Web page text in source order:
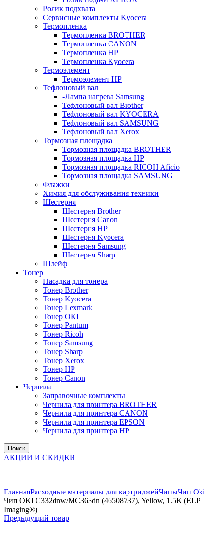
Ролик подхвата
Сервисные комплекты Kyocera
Термопленка
Термопленка BROTHER
Термопленка CANON
Термопленка HP
Термопленка Kyocera
Термоэлемент
Термоэлемент НР
Тефлоновый вал
-Лампа нагрева Samsung
Тефлоновый вал Brother
Тефлоновый вал KYOCERA
Тефлоновый вал SAMSUNG
Тефлоновый вал Xerox
Тормозная площадка
Тормозная площадка BROTHER
Тормозная площадка HP
Тормозная площадка RICOH Aficio
Тормозная площадка SAMSUNG
Флажки
Химия для обслуживания техники
Шестерня
Шестерня Brother
Шестерня Canon
Шестерня HP
Шестерня Kyocera
Шестерня Samsung
Шестерня Sharp
Шлейф
Тонер
Насадка для тонера
Тонер Brother
Тонер Kyocera
Тонер Lexmark
Тонер OKI
Тонер Pantum
Тонер Ricoh
Тонер Samsung
Тонер Sharp
Тонер Xerox
Тонер НР
Тонер Саnon
Чернила
Заправочные комплекты
Чернила для принтера BROTHER
Чернила для принтера CANON
Чернила для принтера EPSON
Чернила для принтера HP
Поиск
АКЦИИ И СКИДКИ
ГлавнаяРасходные материалы для картриджейЧипыЧип Oki
Чип OKI C332dnw/MC363dn (46508737), Yellow, 1.5K (ELP
Imaging®)
Предыдущий товар